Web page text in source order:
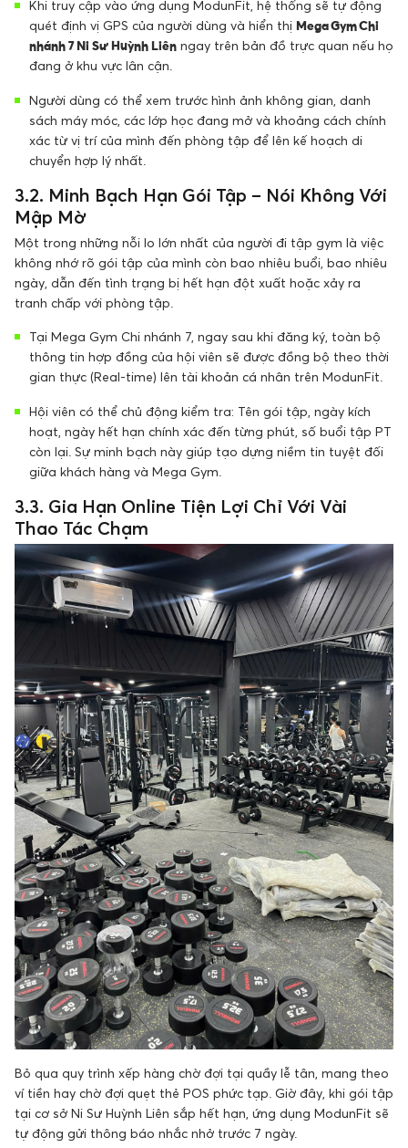
Khi truy cập vào ứng dụng ModunFit, hệ thống sẽ tự động
quét định vị GPS của người dùng và hiển thị Mega Gym Chi
nhánh 7 Ni Sư Huỳnh Liên ngay trên bản đồ trực quan nếu họ
đang ở khu vực lân cận.
Người dùng có thể xem trước hình ảnh không gian, danh
sách máy móc, các lớp học đang mở và khoảng cách chính
xác từ vị trí của mình đến phòng tập để lên kế hoạch di
chuyển hợp lý nhất.
3.2. Minh Bạch Hạn Gói Tập – Nói Không Với
Mập Mờ
Một trong những nỗi lo lớn nhất của người đi tập gym là việc
không nhớ rõ gói tập của mình còn bao nhiêu buổi, bao nhiêu
ngày, dẫn đến tình trạng bị hết hạn đột xuất hoặc xảy ra
tranh chấp với phòng tập.
Tại Mega Gym Chi nhánh 7, ngay sau khi đăng ký, toàn bộ
thông tin hợp đồng của hội viên sẽ được đồng bộ theo thời
gian thực (Real-time) lên tài khoản cá nhân trên ModunFit.
Hội viên có thể chủ động kiểm tra: Tên gói tập, ngày kích
hoạt, ngày hết hạn chính xác đến từng phút, số buổi tập PT
còn lại. Sự minh bạch này giúp tạo dựng niềm tin tuyệt đối
giữa khách hàng và Mega Gym.
3.3. Gia Hạn Online Tiện Lợi Chỉ Với Vài
Thao Tác Chạm
Bỏ qua quy trình xếp hàng chờ đợi tại quầy lễ tân, mang theo
ví tiền hay chờ đợi quẹt thẻ POS phức tạp. Giờ đây, khi gói tập
tại cơ sở Ni Sư Huỳnh Liên sắp hết hạn, ứng dụng ModunFit sẽ
tự động gửi thông báo nhắc nhở trước 7 ngày.